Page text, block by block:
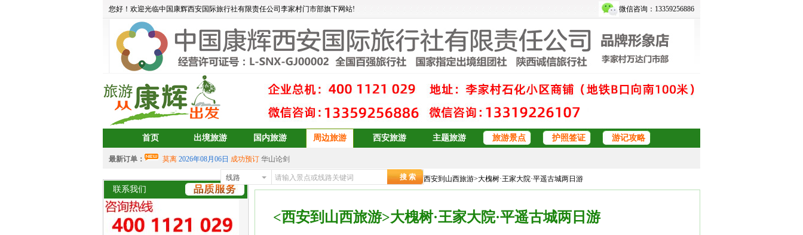
微信咨询：13359256886
您好！欢迎光临中国康辉西安国际旅行社有限责任公司李家村门市部旗下网站!
首页 出境旅游 国内旅游 周边旅游 西安旅游 主题旅游 旅游景点 护照签证 游记攻略
最新订单： 莫离 2026年08月06日 成功预订 华山论剑
成功预订
宝藏大东北6日游
中岳建筑 2026年08月04日成功预订青岛、日照、乳山、威海、蓬莱、烟台双卧6日游
2026年07月30日 成功预订
双岛青岛+威海+长岛+烟台
aalertlert(1)
2026年07月30日
线路
联系我们
西安康辉旅行社>>周边旅游>> 西安到山西旅游>> <西安到山西旅游>大槐树·王家大院·平遥古城两日游
<西安到山西旅游>大槐树·王家大院·平遥古城两日游